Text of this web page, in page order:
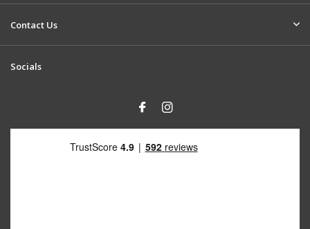
Contact Us
Socials